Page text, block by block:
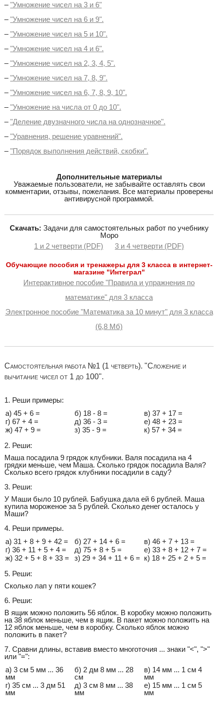
–"Умножение чисел на 3 и 6"
–"Умножение чисел на 6 и 9".
–"Умножение чисел на 5 и 10".
–"Умножение чисел на 4 и 6".
–"Умножение чисел на 2, 3, 4, 5".
–"Умножение чисел на 7, 8, 9".
–"Умножение чисел на 6, 7, 8, 9, 10".
–"Умножение на числа от 0 до 10".
–"Деление двузначного числа на однозначное".
–"Уравнения, решение уравнений".
–"Порядок выполнения действий, скобки".
Дополнительные материалы
Уважаемые пользователи, не забывайте оставлять свои
комментарии, отзывы, пожелания. Все материалы проверены
антивирусной программой.
Скачать: Задачи для самостоятельных работ по учебнику
Моро
1 и 2 четверти (PDF)
3 и 4 четверти (PDF)
Обучающие пособия и тренажеры для 3 класса в интернет-
магазине "Интеграл"
Интерактивное пособие "Правила и упражнения по
математике" для 3 класса
Электронное пособие "Математика за 10 минут" для 3 класса
(6,8 Мб)
Самостоятельная работа №1 (1 четверть). "Сложение и
вычитание чисел от 1 до 100".
1. Реши примеры:
а) 45 + 6 =
б) 18 - 8 =
в) 37 + 17 =
г) 67 + 4 =
д) 36 - 3 =
е) 48 + 23 =
ж) 47 + 9 =
з) 35 - 9 =
к) 57 + 34 =
2. Реши:
Маша посадила 9 грядок клубники. Валя посадила на 4
грядки меньше, чем Маша. Сколько грядок посадила Валя?
Сколько всего грядок клубники посадили в саду?
3. Реши:
У Маши было 10 рублей. Бабушка дала ей 6 рублей. Маша
купила мороженое за 5 рублей. Сколько денег осталось у
Маши?
4. Реши примеры.
а) 31 + 8 + 9 + 42 =
б) 27 + 14 + 6 =
в) 46 + 7 + 13 =
г) 36 + 11 + 5 + 4 =
д) 75 + 8 + 5 =
е) 33 + 8 + 12 + 7 =
ж) 32 + 5 + 8 + 33 =
з) 29 + 34 + 11 + 6 = к) 18 + 25 + 2 + 5 =
5. Реши:
Сколько лап у пяти кошек?
6. Реши:
В ящик можно положить 56 яблок. В коробку можно положить
на 38 яблок меньше, чем в ящик. В пакет можно положить на
12 яблок меньше, чем в коробку. Сколько яблок можно
положить в пакет?
7. Сравни длины, вставив вместо многоточия ... знаки "<", ">"
или "=":
а) 3 см 5 мм ... 36
мм
б) 2 дм 8 мм ... 28
см
в) 14 мм ... 1 см 4
мм
г) 35 см ... 3 дм 51
мм
д) 3 см 8 мм ... 38
мм
е) 15 мм ... 1 см 5
мм